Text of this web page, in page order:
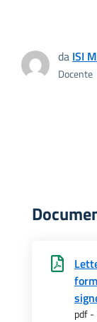
da ISI
Docente
pdf -